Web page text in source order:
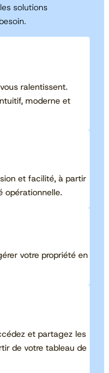
solutions
ralentissent.
moderne et
et facilité, à partir
opérationnelle.
votre propriété en
et partagez les
de votre tableau de